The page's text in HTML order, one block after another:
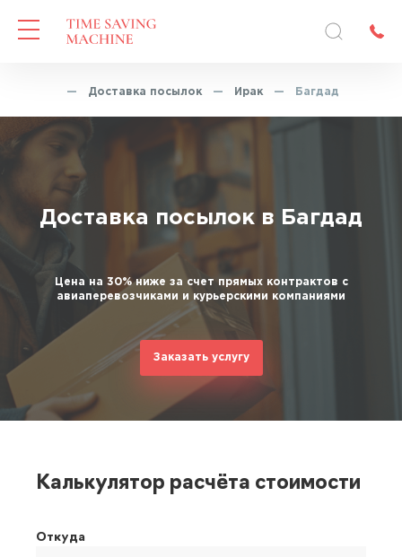
— Доставка посылок — Ирак — Багдад
Доставка посылок в Багдад
Цена на 30% ниже за счет прямых контрактов с
авиаперевозчиками и курьерскими компаниями
Заказать услугу
Калькулятор расчёта стоимости
Откуда